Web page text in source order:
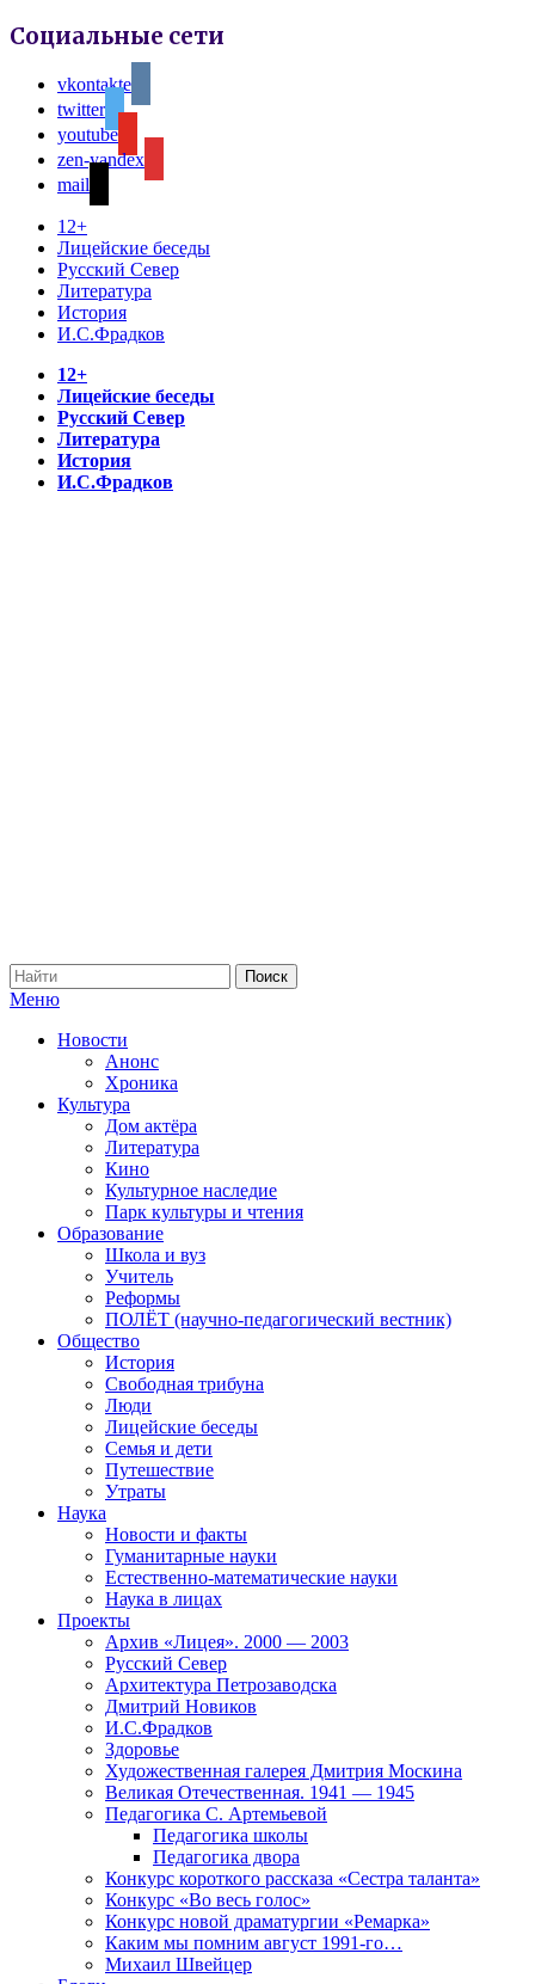
Социальные сети
vkontakte
twitter
youtube
zen-yandex
mail
12+
Лицейские беседы
Русский Север
Литература
История
И.С.Фрадков
12+
Лицейские беседы
Русский Север
Литература
История
И.С.Фрадков
Меню
Новости
Анонс
Хроника
Культура
Дом актёра
Литература
Кино
Культурное наследие
Парк культуры и чтения
Образование
Школа и вуз
Учитель
Реформы
ПОЛЁТ (научно-педагогический вестник)
Общество
История
Свободная трибуна
Люди
Лицейские беседы
Семья и дети
Путешествие
Утраты
Наука
Новости и факты
Гуманитарные науки
Естественно-математические науки
Наука в лицах
Проекты
Архив «Лицея». 2000 — 2003
Русский Север
Архитектура Петрозаводска
Дмитрий Новиков
И.С.Фрадков
Здоровье
Художественная галерея Дмитрия Москина
Великая Отечественная. 1941 — 1945
Педагогика С. Артемьевой
Педагогика школы
Педагогика двора
Конкурс короткого рассказа «Сестра таланта»
Конкурс «Во весь голос»
Конкурс новой драматургии «Ремарка»
Каким мы помним август 1991-го…
Михаил Швейцер